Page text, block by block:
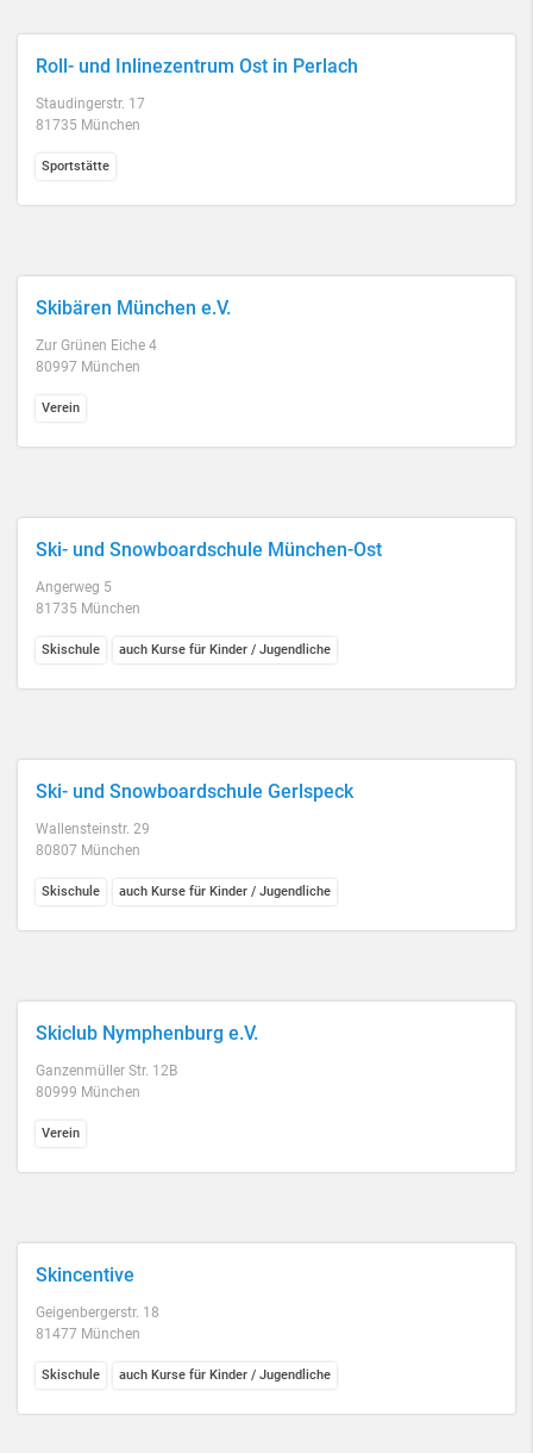
Roll- und Inlinezentrum Ost in Perlach
Staudingerstr. 17
81735 München
Sportstätte
Skibären München e.V.
Zur Grünen Eiche 4
80997 München
Verein
Ski- und Snowboardschule München-Ost
Angerweg 5
81735 München
Skischule auch Kurse für Kinder / Jugendliche
Ski- und Snowboardschule Gerlspeck
Wallensteinstr. 29
80807 München
Skischule auch Kurse für Kinder / Jugendliche
Skiclub Nymphenburg e.V.
Ganzenmüller Str. 12B
80999 München
Verein
Skincentive
Geigenbergerstr. 18
81477 München
Skischule auch Kurse für Kinder / Jugendliche